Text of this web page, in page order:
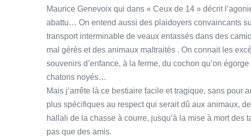
Maurice Genevoix qui dans « Ceux de 14 » décrit
abattu… On entend aussi des plaidoyers convaincants
transport interminable de veaux entassés dans des
mal gérés et des animaux maltraités . On connait les
souvenirs d’enfance, à la ferme, du cochon qu’on
chatons noyés…
Mais j’arrête là ce bestiaire facile et tragique, sans pour
plus spécifiques au respect qui serait dû aux animaux,
hallali de la chasse à courre, jusqu’à la mise à mort
pas que des amis.